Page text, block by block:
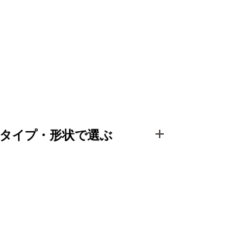
タイプ・形状で選ぶ